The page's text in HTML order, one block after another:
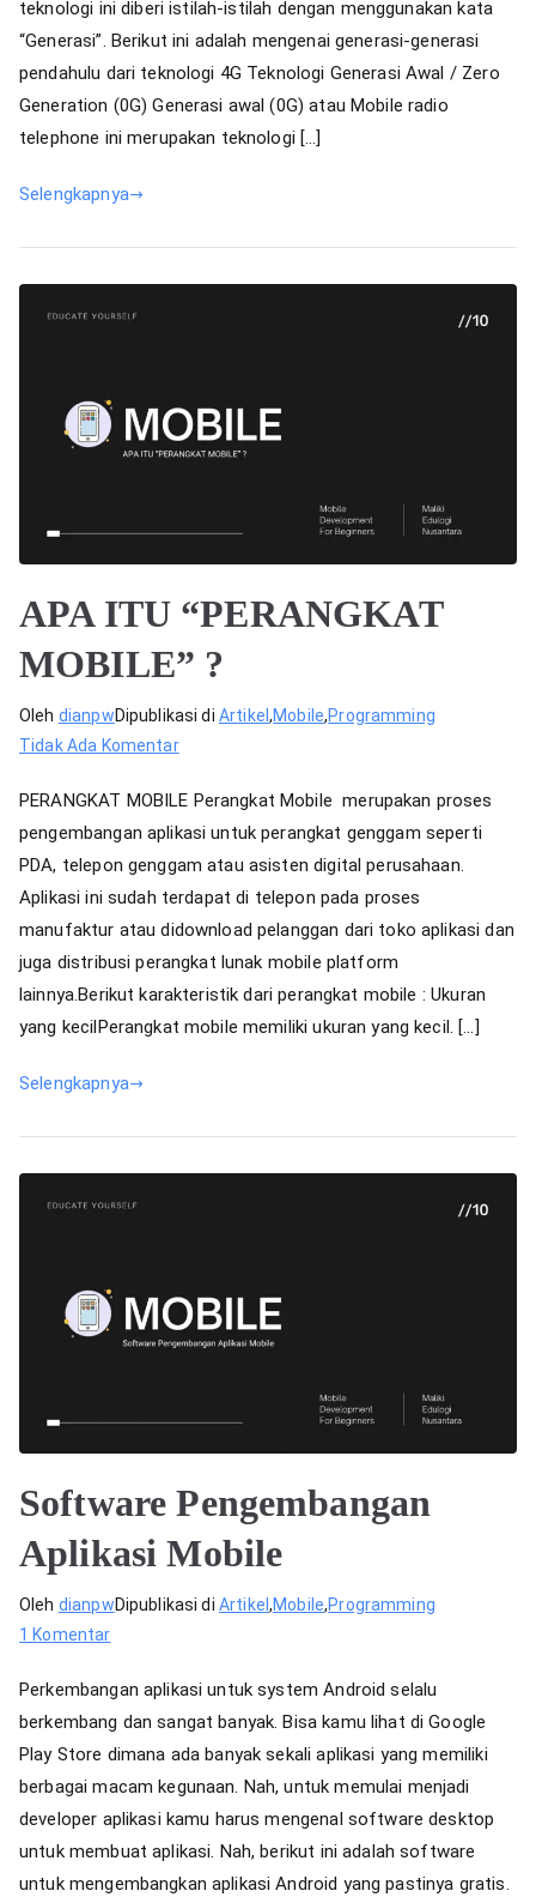
teknologi ini diberi istilah-istilah dengan menggunakan kata
“Generasi”. Berikut ini adalah mengenai generasi-generasi
pendahulu dari teknologi 4G Teknologi Generasi Awal / Zero
Generation (0G) Generasi awal (0G) atau Mobile radio
telephone ini merupakan teknologi […]
Selengkapnya
APA ITU “PERANGKAT
MOBILE” ?
Oleh dianpwDipublikasi di Artikel ,Mobile,Programming
Tidak Ada Komentarpada
ITU
“PERANGKAT
MOBILE”
?
PERANGKAT MOBILE Perangkat Mobile merupakan proses
pengembangan aplikasi untuk perangkat genggam seperti
PDA, telepon genggam atau asisten digital perusahaan.
Aplikasi ini sudah terdapat di telepon pada proses
manufaktur atau didownload pelanggan dari toko aplikasi dan
juga distribusi perangkat lunak mobile platform
lainnya.Berikut karakteristik dari perangkat mobile : Ukuran
yang kecilPerangkat mobile memiliki ukuran yang kecil. […]
Selengkapnya
Software Pengembangan
Aplikasi Mobile
Oleh dianpwDipublikasi di Artikel ,Mobile,Programming
1 Komentarpada
Pengembangan
Aplikasi
Mobile
Perkembangan aplikasi untuk system Android selalu
berkembang dan sangat banyak. Bisa kamu lihat di Google
Play Store dimana ada banyak sekali aplikasi yang memiliki
berbagai macam kegunaan. Nah, untuk memulai menjadi
developer aplikasi kamu harus mengenal software desktop
untuk membuat aplikasi. Nah, berikut ini adalah software
untuk mengembangkan aplikasi Android yang pastinya gratis.